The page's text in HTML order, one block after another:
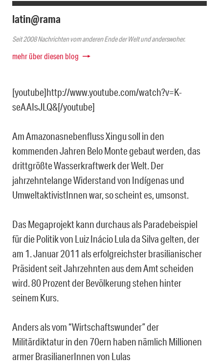
latin@rama
Seit 2008 Nachrichten vom anderen Ende der Welt und anderswoher.
mehr über diesen blog
[youtube]http://www.youtube.com/watch?v=K-
seAAIsJLQ&[/youtube]
Am Amazonasnebenfluss Xingu soll in den
kommenden Jahren Belo Monte gebaut werden, das
drittgrößte Wasserkraftwerk der Welt. Der
jahrzehntelange Widerstand von Indígenas und
UmweltaktivistInnen war, so scheint es, umsonst.
Das Megaprojekt kann durchaus als Paradebeispiel
für die Politik von Luiz Inácio Lula da Silva gelten, der
am 1. Januar 2011 als erfolgreichster brasilianischer
Präsident seit Jahrzehnten aus dem Amt scheiden
wird. 80 Prozent der Bevölkerung stehen hinter
seinem Kurs.
Anders als vom “Wirtschaftswunder” der
Militärdiktatur in den 70ern haben nämlich Millionen
armer BrasilianerInnen von Lulas